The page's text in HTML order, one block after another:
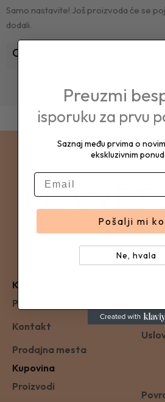
Samo nastavite! Još proizvoda će se
dodali.
search
Kompanija
Početna
Kontakt
Prodajna mesta
Kupovina
Proizvodi
Preuzmi
isporuku za prvu
Saznaj među prvima o
ekskluzivnim
E-mail
Pošalji mi
Ne, hvala